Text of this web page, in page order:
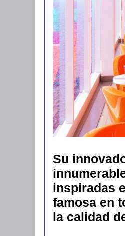
Su
inspiradas
famosa en
la calidad